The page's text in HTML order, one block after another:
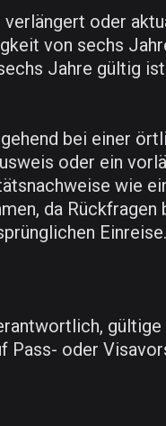
oder
von sechs
Jahre gültig
bei einer
oder ein
wie
da
Pass- oder